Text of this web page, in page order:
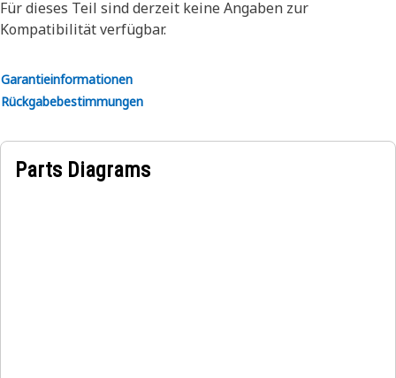
Für dieses Teil sind derzeit keine Angaben zur
Kompatibilität verfügbar.
Garantieinformationen
Rückgabebestimmungen
Parts Diagrams